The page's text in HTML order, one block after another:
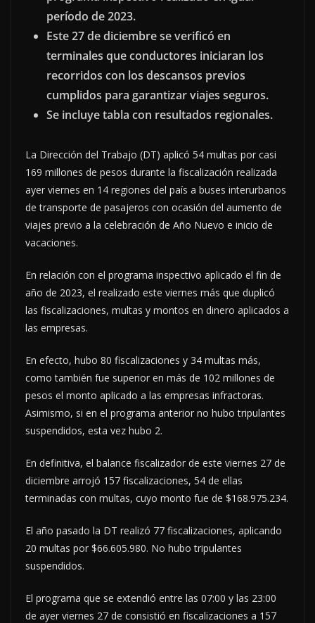
período de 2023.
Este 27 de diciembre se verificó en
terminales que conductores iniciaran los
recorridos con los descansos previos
cumplidos para garantizar viajes seguros.
Se incluye tabla con resultados regionales.
La Dirección del Trabajo (DT) aplicó 54 multas por casi
169 millones de pesos durante la fiscalización realizada
ayer viernes en 14 regiones del país a buses interurbanos
de transporte de pasajeros con ocasión del aumento de
viajes previo a la celebración de Año Nuevo e inicio de
vacaciones.
En relación con el programa inspectivo aplicado el fin de
año de 2023, el realizado este viernes más que duplicó
las fiscalizaciones, multas y montos en dinero aplicados a
las empresas.
En efecto, hubo 80 fiscalizaciones y 34 multas más,
como también fue superior en más de 102 millones de
pesos el monto aplicado a las empresas infractoras.
Asimismo, si en el programa anterior no hubo tripulantes
suspendidos, esta vez hubo 2.
En definitiva, el balance fiscalizador de este viernes 27 de
diciembre arrojó 157 fiscalizaciones, 54 de ellas
terminadas con multas, cuyo monto fue de $168.975.234.
El año pasado la DT realizó 77 fiscalizaciones, aplicando
20 multas por $66.605.980. No hubo tripulantes
suspendidos.
El programa que se extendió entre las 07:00 y las 23:00
de ayer viernes 27 de consistió en fiscalizaciones a 157